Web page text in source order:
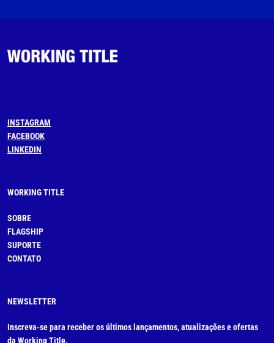
INSTAGRAM
FACEBOOK
LINKEDIN
WORKING TITLE
SOBRE
FLAGSHIP
SUPORTE
CONTATO
NEWSLETTER
Inscreva-se para receber os últimos lançamentos, atualizações e ofertas
da Working Title.